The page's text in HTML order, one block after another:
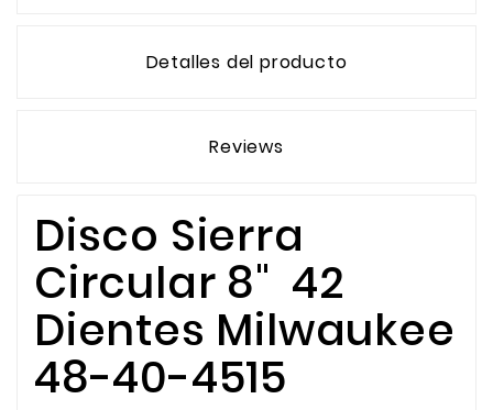
Detalles del producto
Reviews
Disco Sierra
Circular 8" 42
Dientes Milwaukee
48-40-4515